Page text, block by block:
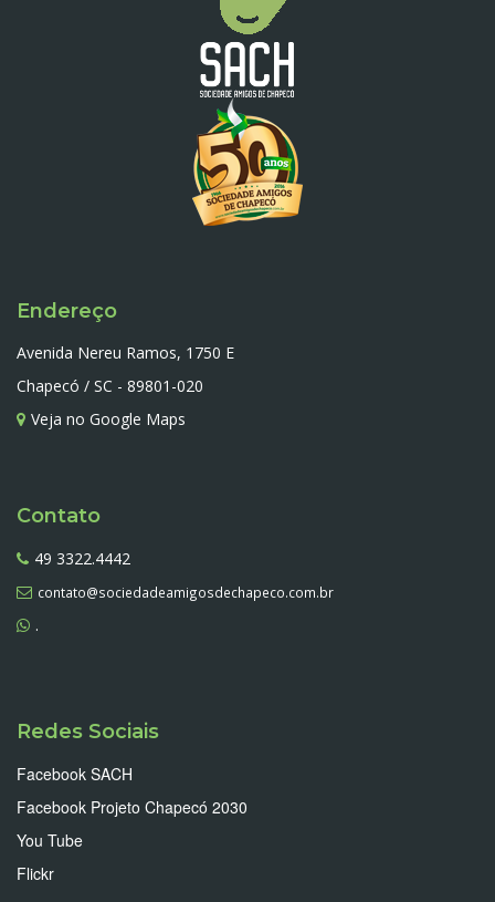
Endereço
Avenida Nereu Ramos, 1750 E
Chapecó / SC - 89801-020
Veja no Google Maps
Contato
49 3322.4442
contato@sociedadeamigosdechapeco.com.br
.
Redes Sociais
Facebook SACH
Facebook Projeto Chapecó 2030
You Tube
Flickr